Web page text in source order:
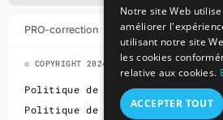
PRO-correction
© COPYRIGHT 2024 - 2025 • ULEJ TECH OÜ
Politique de Remboursement
Politique de Confidentialité
Notre site Web
améliorer
utilisant notre site
les cookies
relative aux cookies.
ACCEPTER TOUT